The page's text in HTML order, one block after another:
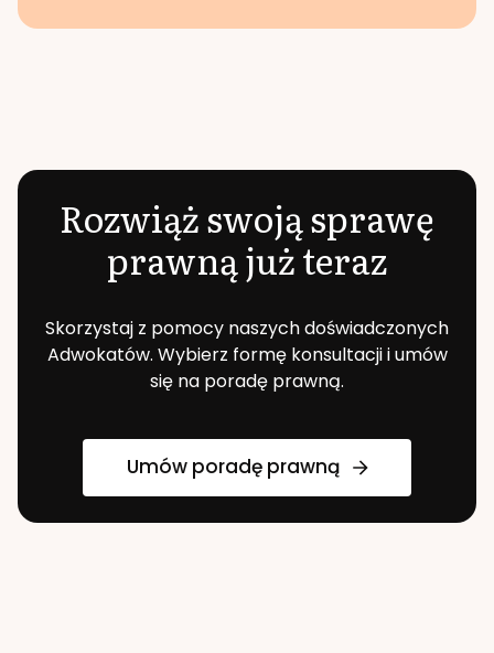
Rozwiąż swoją sprawę
prawną już teraz
Skorzystaj z pomocy naszych doświadczonych
Adwokatów. Wybierz formę konsultacji i umów
się na poradę prawną.
Umów poradę prawną